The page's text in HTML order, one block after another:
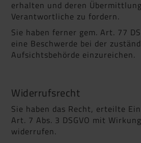
erhalten und deren
Verantwortliche zu fordern.
Sie haben ferner gem. Art. 77
eine Beschwerde bei der
Aufsichtsbehörde einzureichen.
Widerrufsrecht
Sie haben das Recht, erteilte
Art. 7 Abs. 3 DSGVO mit
widerrufen.